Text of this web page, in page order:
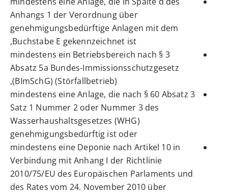
Anhangs 1 der Verordnung über
genehmigungsbedürftige Anlagen mit dem
Buchstabe E gekennzeichnet ist,
mindestens ein Betriebsbereich nach § 3
Absatz 5a Bundes-Immissionsschutzgesetz
(BImSchG) (Störfallbetrieb),
mindestens eine Anlage, die nach § 60 Absatz 3
Satz 1 Nummer 2 oder Nummer 3 des
Wasserhaushaltsgesetzes (WHG)
genehmigungsbedürftig ist oder
mindestens eine Deponie nach Artikel 10 in
Verbindung mit Anhang I der Richtlinie
2010/75/EU des Europäischen Parlaments und
des Rates vom 24. November 2010 über